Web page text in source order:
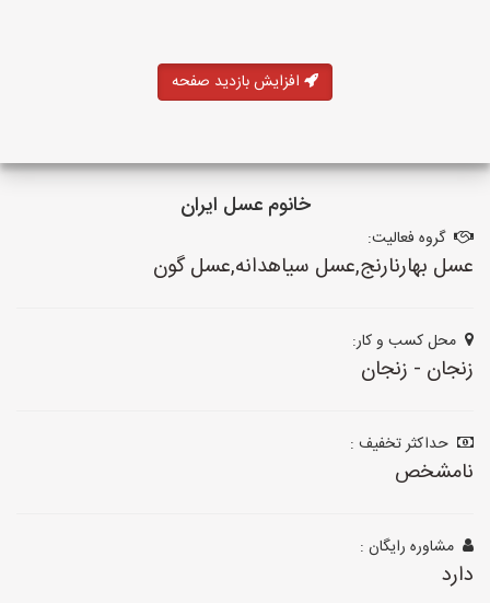
افزایش بازدید صفحه
خانوم عسل ایران
گروه فعالیت:
عسل بهارنارنج,عسل سیاهدانه,عسل گون
محل کسب و کار:
زنجان - زنجان
حداکثر تخفیف :
نامشخص
مشاوره رایگان :
دارد